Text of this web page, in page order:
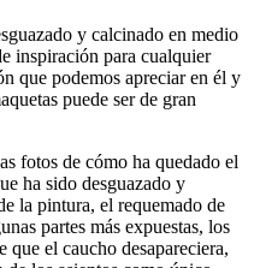
y calcinado en medio
inspiración para cualquier
que podemos apreciar en él y
puede ser de gran
fotos de cómo ha quedado el
ha sido desguazado y
la pintura, el requemado de
partes más expuestas, los
que el caucho desapareciera,